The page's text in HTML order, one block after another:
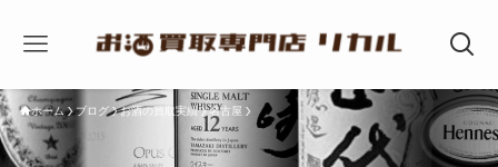
ホーム ブログ お酒の買取実績 名古屋